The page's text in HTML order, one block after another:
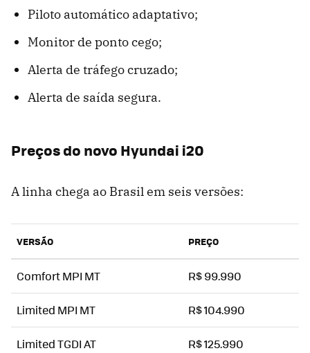
Piloto automático adaptativo;
Monitor de ponto cego;
Alerta de tráfego cruzado;
Alerta de saída segura.
Preços do novo Hyundai i20
A linha chega ao Brasil em seis versões:
VERSÃO PREÇO
Comfort MPI MT R$ 99.990
Limited MPI MT R$ 104.990
Limited TGDI AT R$ 125.990